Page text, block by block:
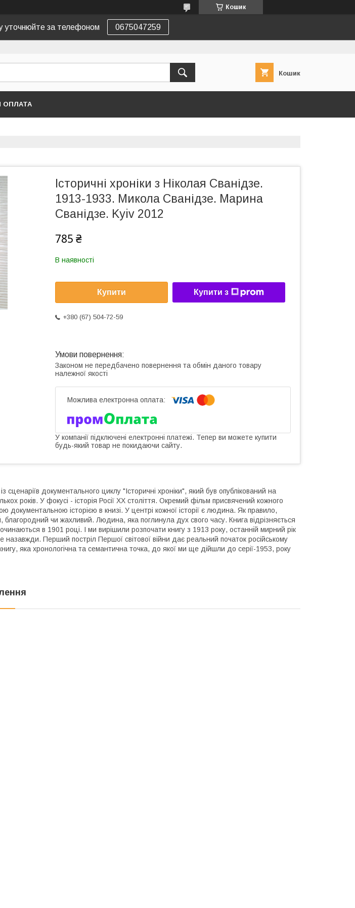
Кошик
уточнюйте за телефоном 0675047259
Кошик
ОПЛАТА
Історичні хроніки з Ніколая Сванідзе.
1913-1933. Микола Сванідзе. Марина
Сванідзе. Kyiv 2012
785 ₴
В наявності
Купити Купити з
+380 (67) 504-72-59
Законом не передбачено повернення та обмін даного товару
належної якості
У компанії підключені електронні платежі. Тепер ви можете купити
будь-який товар не покидаючи сайту.
сценаріїв документального циклу "Історичні хроніки", який був опублікований на
років. У фокусі - історія Росії XX століття. Окремий фільм присвячений кожного
документальною історією в книзі. У центрі кожної історії є людина. Як правило,
благородний чи жахливий. Людина, яка поглинула дух свого часу. Книга відрізняється
в 1901 році. І ми вирішили розпочати книгу з 1913 року, останній мирний рік
назавжди. Перший постріл Першої світової війни дає реальний початок російському
яка хронологічна та семантична точка, до якої ми ще дійшли до серії-1953, року